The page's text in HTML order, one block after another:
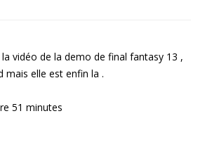
vidéo de la demo de final fantasy 13 ,
mais elle est enfin la .
51 minutes